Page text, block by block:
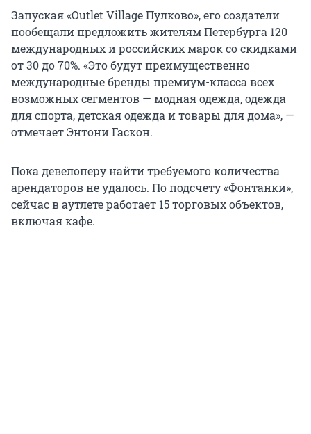
Запуская «Outlet Village Пулково», его создатели
пообещали предложить жителям Петербурга 120
международных и российских марок со скидками
от 30 до 70%. «Это будут преимущественно
международные бренды премиум-класса всех
возможных сегментов — модная одежда, одежда
для спорта, детская одежда и товары для дома», —
отмечает Энтони Гаскон.
Пока девелоперу найти требуемого количества
арендаторов не удалось. По подсчету «Фонтанки»,
сейчас в аутлете работает 15 торговых объектов,
включая кафе.